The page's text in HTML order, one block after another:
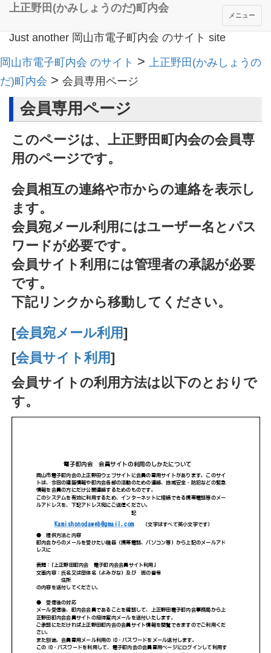
Just another 岡山市電子町内会 のサイト site
メニュー
上正野田(かみしょうのだ)町内会
岡山市電子町内会 のサイト > 上正野田(かみしょうの
だ)町内会 > 会員専用ページ
会員専用ページ
このページは、上正野田町内会の会員専
用のページです。
会員相互の連絡や市からの連絡を表示し
ます。
会員宛メール利用にはユーザー名とパス
ワードが必要です。
会員サイト利用には管理者の承認が必要
です。
下記リンクから移動してください。
[会員宛メール利用]
[会員サイト利用]
会員サイトの利用方法は以下のとおりで
す。